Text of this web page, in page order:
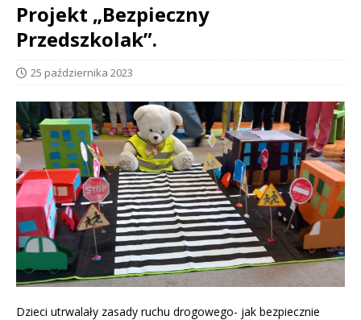
Projekt „Bezpieczny
Przedszkolak”.
25 października 2023
Dzieci utrwalały zasady ruchu drogowego- jak bezpiecznie